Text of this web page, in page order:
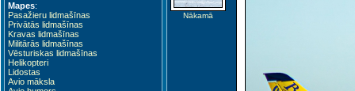
Mapes:
Pasažieru lidmašīnas
Privātās lidmašīnas
Kravas lidmašīnas
Militārās lidmašīnas
Vēsturiskas lidmašīnas
Helikopteri
Lidostas
Avio māksla
Nākamā